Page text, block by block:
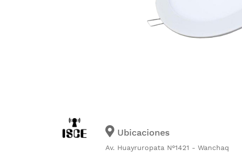
Ubicaciones
Av. Huayruropata N°1421 - Wanchaq